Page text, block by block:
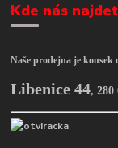
Kde nás
Naše prodejna je kousek
Libenice 44,280